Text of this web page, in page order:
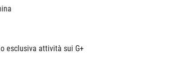
attività sui G+